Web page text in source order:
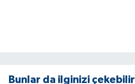
Bunlar da ilginizi çekebilir